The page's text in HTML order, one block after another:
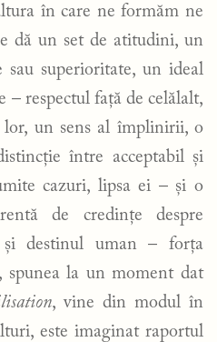
în care ne formăm ne
dă un set de atitudini, un
superioritate, un ideal
– respectul față de celălalt,
lor, un sens al împlinirii, o
între acceptabil și
cazuri, lipsa ei – și o
de credințe despre
și destinul uman – forța
spunea la un moment dat
, vine din modul în
este imaginat raportul